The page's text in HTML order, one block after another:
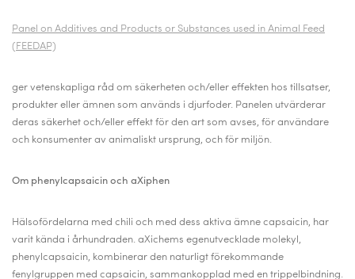
Panel on Additives and Products or Substances used in Animal Feed
(FEEDAP)
ger vetenskapliga råd om säkerheten och/eller effekten hos tillsatser,
produkter eller ämnen som används i djurfoder. Panelen utvärderar
deras säkerhet och/eller effekt för den art som avses, för användare
och konsumenter av animaliskt ursprung, och för miljön.
Om phenylcapsaicin och aXiphen
Hälsofördelarna med chili och med dess aktiva ämne capsaicin, har
varit kända i århundraden. aXichems egenutvecklade molekyl,
phenylcapsaicin, kombinerar den naturligt förekommande
fenylgruppen med capsaicin, sammankopplad med en trippelbindning.